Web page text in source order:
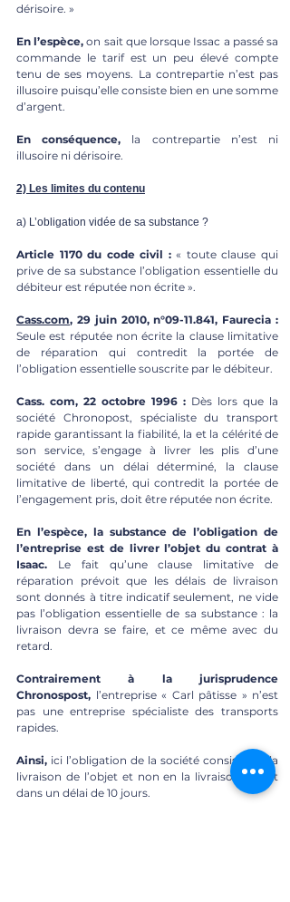
dérisoire. »
En l’espèce, on sait que lorsque Issac a passé sa
commande le tarif est un peu élevé compte
tenu de ses moyens. La contrepartie n’est pas
illusoire puisqu’elle consiste bien en une somme
d’argent.
En conséquence, la contrepartie n’est ni
illusoire ni dérisoire.
2) Les limites du contenu
a) L’obligation vidée de sa substance ?
Article 1170 du code civil : « toute clause qui
prive de sa substance l’obligation essentielle du
débiteur est réputée non écrite ».
Cass.com, 29 juin 2010, n°09-11.841, Faurecia :
Seule est réputée non écrite la clause limitative
de réparation qui contredit la portée de
l’obligation essentielle souscrite par le débiteur.
Cass. com, 22 octobre 1996 : Dès lors que la
société Chronopost, spécialiste du transport
rapide garantissant la fiabilité, la et la célérité de
son service, s’engage à livrer les plis d’une
société dans un délai déterminé, la clause
limitative de liberté, qui contredit la portée de
l’engagement pris, doit être réputée non écrite.
En l’espèce, la substance de l’obligation de
l’entreprise est de livrer l’objet du contrat à
Isaac. Le fait qu’une clause limitative de
réparation prévoit que les délais de livraison
sont donnés à titre indicatif seulement, ne vide
pas l’obligation essentielle de sa substance : la
livraison devra se faire, et ce même avec du
retard.
Contrairement à la jurisprudence
Chronospost, l’entreprise « Carl pâtisse » n’est
pas une entreprise spécialiste des transports
rapides.
Ainsi, ici l’obligation de la société consiste en la
livraison de l’objet et non en la livraison l’objet
dans un délai de 10 jours.